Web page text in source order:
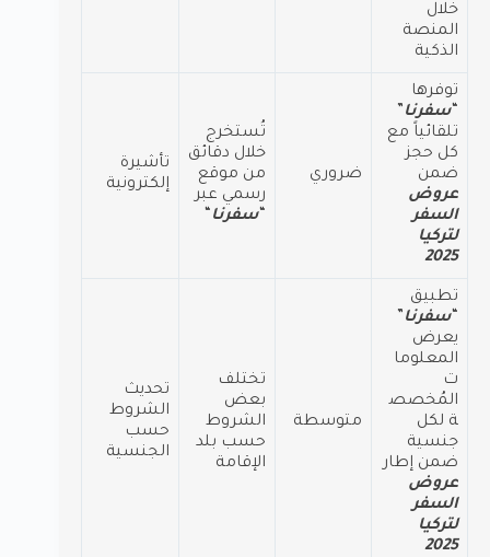
خلال
المنصة
الذكية
توفرها
سفرنا”
تلقائياً مع
كل حجز
ضمن
عروض
السفر
لتركيا
2025
ضروري
تُستخرج
خلال دقائق
من موقع
رسمي عبر
سفرنا
تأشيرة
إلكترونية
تطبيق
سفرنا”
يعرض
المعلوما
ت
المُخصص
ة لكل
جنسية
ضمن إطار
عروض
السفر
لتركيا
2025
متوسطة
تختلف
بعض
الشروط
حسب بلد
الإقامة
تحديث
الشروط
حسب
الجنسية